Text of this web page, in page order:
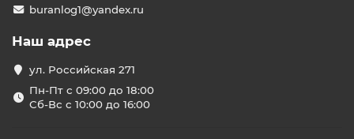
buranlog1@yandex.ru
Наш адрес
ул. Российская 271
Пн-Пт с 09:00 до 18:00
Сб-Вс с 10:00 до 16:00